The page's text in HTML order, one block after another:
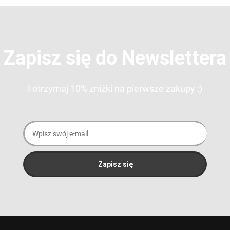
Zapisz się do Newslettera
I otrzymaj 10% zniżki na pierwsze zakupy :)